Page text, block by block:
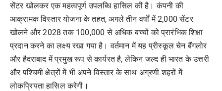
सेंटर खोलकर एक महत्वपूर्ण उपलब्धि हासिल की है। कंपनी की
आक्रामक विस्तार योजना के तहत,अगले तीन वर्षों में2,000सेंटर
खोलने और 2028तक100,000से अधिक बच्चों को प्रारंभिक शिक्षा
प्रदान करने का लक्ष्य रखा गया है। वर्तमान में यह प्रीस्कूल चेन बैंगलोर
और हैदराबाद में प्रमुख रूप से कार्यरत है,लेकिन जल्द ही भारत के उत्तरी
और पश्चिमी क्षेत्रों में भी अपने विस्तार के साथ अग्रणी शहरों में
लोकप्रियता हासिल करेगी।